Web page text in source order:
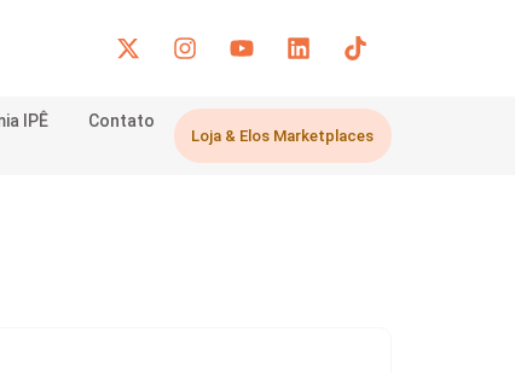
IPÊ Contato
Loja & Elos Marketplaces